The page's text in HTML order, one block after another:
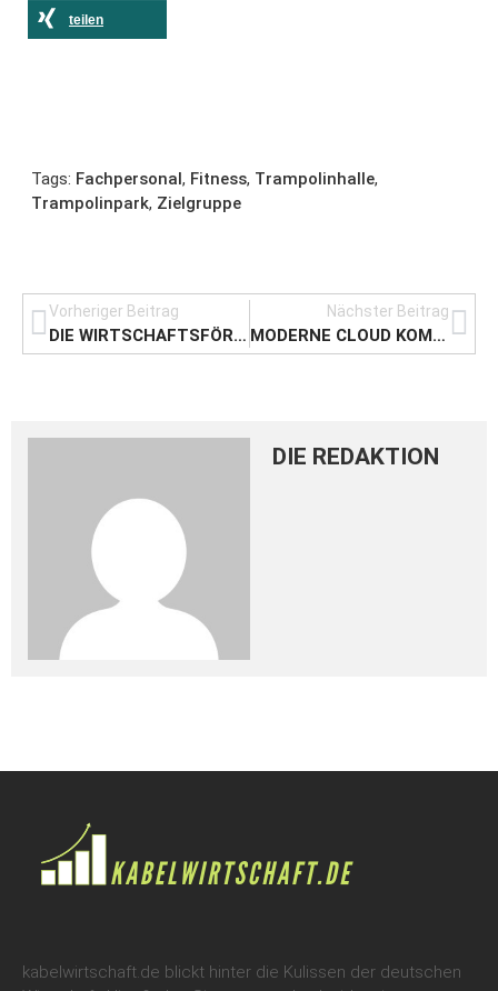
teilen
Tags: Fachpersonal, Fitness, Trampolinhalle,
Trampolinpark, Zielgruppe
Vorheriger Beitrag
DIE WIRTSCHAFTSFÖRDERUNG HAMBURG – VORSTELLUNG UND KONTAKTDATEN
Nächster Beitrag
MODERNE CLOUD KOMMUNIKATIONSLÖSUNGEN FÜR UNTERNEHMEN
DIE REDAKTION
kabelwirtschaft.de blickt hinter die Kulissen der deutschen